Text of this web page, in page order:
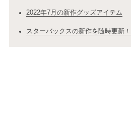
2022年7月の新作グッズアイテム
スターバックスの新作を随時更新！